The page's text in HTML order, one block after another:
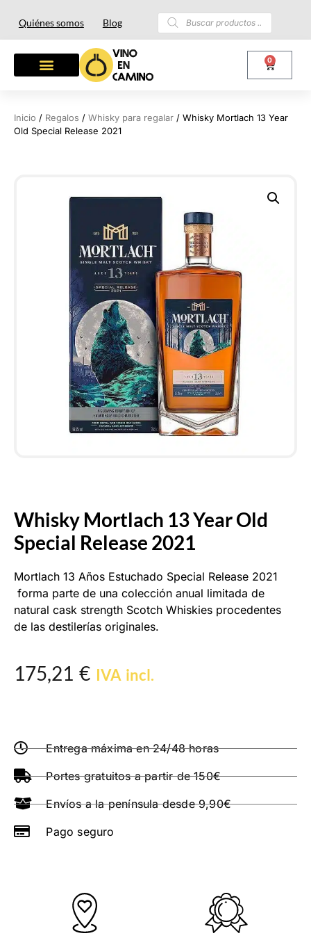
Quiénes somos Blog
0
Inicio / Regalos / Whisky para regalar / Whisky Mortlach 13 Year
Old Special Release 2021
Whisky Mortlach 13 Year Old
Special Release 2021
Mortlach 13 Años Estuchado Special Release 2021
forma parte de una colección anual limitada de
natural cask strength Scotch Whiskies procedentes
de las destilerías originales.
175,21 € IVA incl.
Entrega máxima en 24/48 horas
Portes gratuitos a partir de 150€
Envíos a la península desde 9,90€
Pago seguro